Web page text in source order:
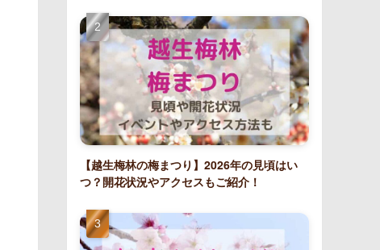
【越生梅林の梅まつり】2026年の見頃はい
つ？開花状況やアクセスもご紹介！